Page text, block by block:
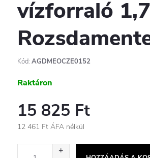
vízforraló
Kód: AGDMEOCZE0152
Raktáron
15 825 Ft
12 461 Ft ÁFA nélkül